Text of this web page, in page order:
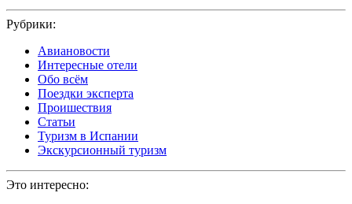
Рубрики:
Авиановости
Интересные отели
Обо всём
Поездки эксперта
Проишествия
Статьи
Туризм в Испании
Экскурсионный туризм
Это интересно: